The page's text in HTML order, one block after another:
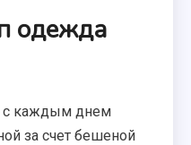
одежда
с каждым днем
за счет бешеной